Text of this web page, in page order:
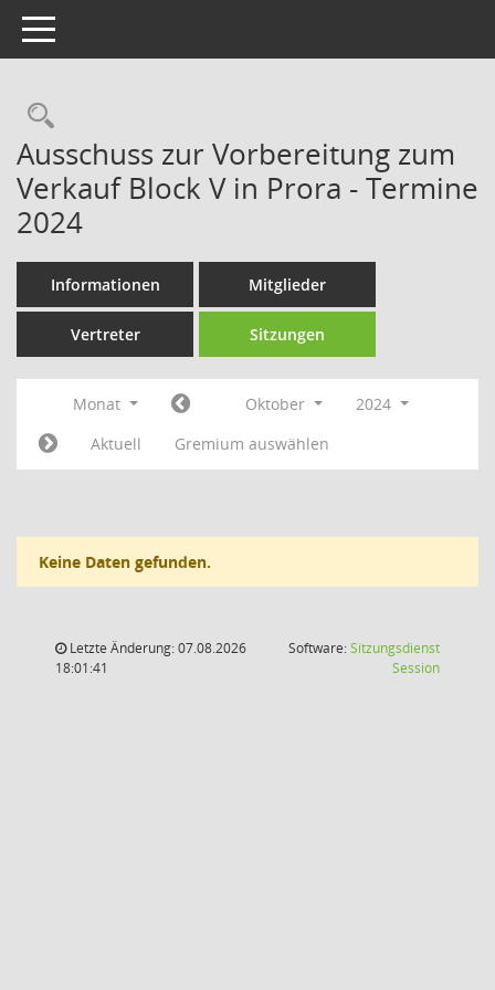
Toggle navigation
Rechercheauswahl
Ausschuss zur Vorbereitung zum
Verkauf Block V in Prora - Termine
2024
Informationen Mitglieder
Vertreter Sitzungen
Monat Oktober
2024
Aktuell
Gremium auswählen
Keine Daten gefunden.
Letzte Änderung: 07.08.2026
18:01:41
Software:Sitzungsdienst
Session(Wird in